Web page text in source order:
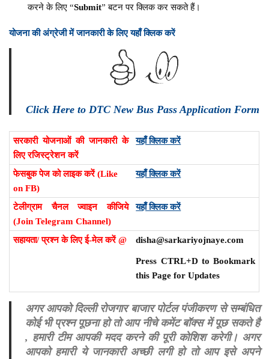
करने के लिए “Submit” बटन पर क्लिक कर सकते हैं।
योजना की अंग्रेजी में जानकारी के लिए यहाँ क्लिक करें
Click Here to DTC New Bus Pass Application Form
सरकारी योजनाओं की जानकारी के
लिए रजिस्ट्रेशन करें
यहाँ क्लिक करें
फेसबुक पेज को लाइक करें (Like
on FB)
यहाँ क्लिक करें
टेलीग्राम चैनल ज्वाइन कीजिये
(Join Telegram Channel)
यहाँ क्लिक करें
सहायता/ प्रश्न के लिए ई-मेल करें @ disha@sarkariyojnaye.com
Press CTRL+D to Bookmark
this Page for Updates
अगर आपको दिल्ली रोजगार बाजार पोर्टल पंजीकरण से सम्बंधित
कोई भी प्रश्न पूछना हो तो आप नीचे कमेंट बॉक्स में पूछ सकते है
, हमारी टीम आपकी मदद करने की पूरी कोशिश करेगी। अगर
आपको हमारी ये जानकारी अच्छी लगी हो तो आप इसे अपने